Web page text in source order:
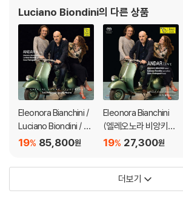
Luciano Biondini의 다른 상품
Eleonora Bianchini /
Luciano Biondini / En
zo Pietropaoli (엘레
아노 비온디니 / 엔초
DAR Live [LP]
85,800원
19%
Eleonora Bianchini
(엘레오노라 비앙키니)
- ANDAR Live
27,300원
19%
더보기